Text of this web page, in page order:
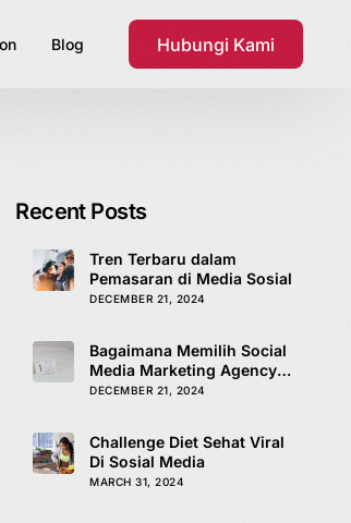
Blog Hubungi Kami
Recent Posts
Tren Terbaru dalam
Pemasaran di Media Sosial
DECEMBER 21, 2024
Bagaimana Memilih Social
Media Marketing Agency
yang Tepat
DECEMBER 21, 2024
Challenge Diet Sehat Viral
Di Sosial Media
MARCH 31, 2024